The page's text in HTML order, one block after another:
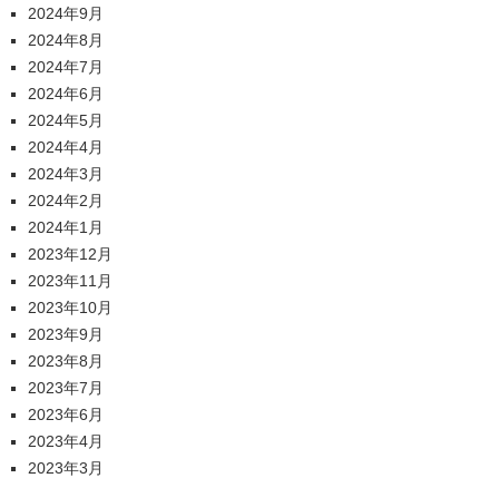
2024年9月
2024年8月
2024年7月
2024年6月
2024年5月
2024年4月
2024年3月
2024年2月
2024年1月
2023年12月
2023年11月
2023年10月
2023年9月
2023年8月
2023年7月
2023年6月
2023年4月
2023年3月